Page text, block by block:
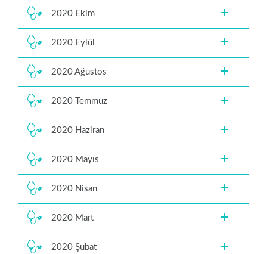
2020 Ekim
2020 Eylül
2020 Ağustos
2020 Temmuz
2020 Haziran
2020 Mayıs
2020 Nisan
2020 Mart
2020 Şubat